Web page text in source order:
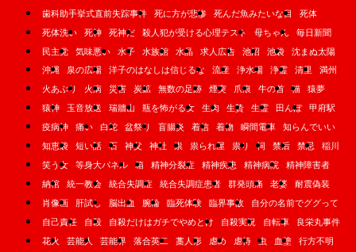
歯科助手挙式直前失踪事件
死に方が悲惨 死んだ魚みたいな目
死体
死体洗い
死神 死神だ 殺人犯が受ける心理テスト 母ちゃん
毎日新聞
民主党
気味悪い 水子 水族館 水晶 求人広告 池沼 池袋
沈まぬ太陽
沖縄
泉の広場 洋子のはなしは信じるな 流産 浄水場 浄霊 清里
満州
火あぶり
火病 災害 炭鉱 無数の足跡 煙突 爪痕 牛の首 猫
猿夢
猿神
玉音放送 瑞牆山 瓶を怖がる女 生肉 生贄 生霊 田んぼ
甲府駅
疫病神
痛い 白蛇 盆祭り 盲腸炎 着信 着物 瞬間電車
知らんでいい
知恵袋
短い話 石 神父 神社 祟 祟られ屋 祟り 祠 禁后 禁忌
稲川
笑う女
等身大パネル 箱 精神分裂症 精神疾患 精神病院
精神障害者
納棺
統一教会 統合失調症 統合失調症患者 群発頭痛 老婆
耐震偽装
肖像画
肝試し 脳出血 腕輪 臨死体験 臨界事故
自分の名前でググって
自己責任
自殺 自殺だけはガチでやめとけ 自殺実況 自転車
良栄丸事件
花火
芸能人 芸能界 落合英二 藁人形 虐め 虐待 虫 血塗 行方不明